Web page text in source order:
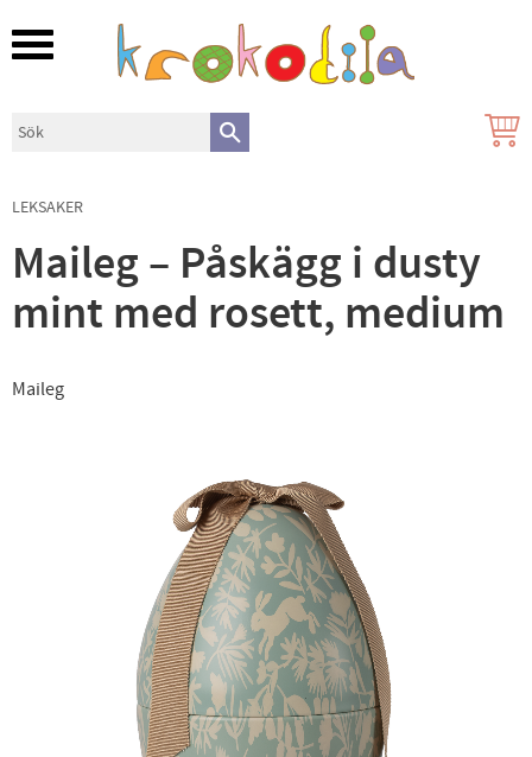
Meny
LEKSAKER
Maileg – Påskägg i dusty
mint med rosett, medium
Maileg